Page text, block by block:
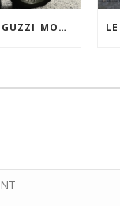
MANDELLO_MOTO GUZZI_MOTORADUNO